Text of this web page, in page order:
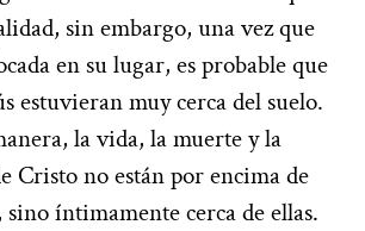
sin embargo, una vez que
en su lugar, es probable que
estuvieran muy cerca del suelo.
la vida, la muerte y la
Cristo no están por encima de
sino íntimamente cerca de ellas.